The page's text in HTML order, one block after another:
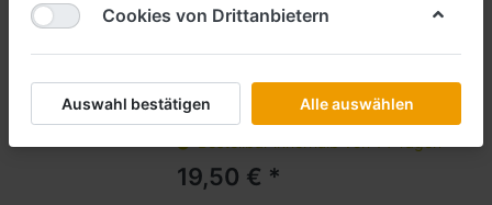
BREKINA
* Preise inkl. MwSt., zzgl.Versandkosten
19,50 € *
Cookies von Drittanbietern
Auswahl bestätigen Alle auswählen